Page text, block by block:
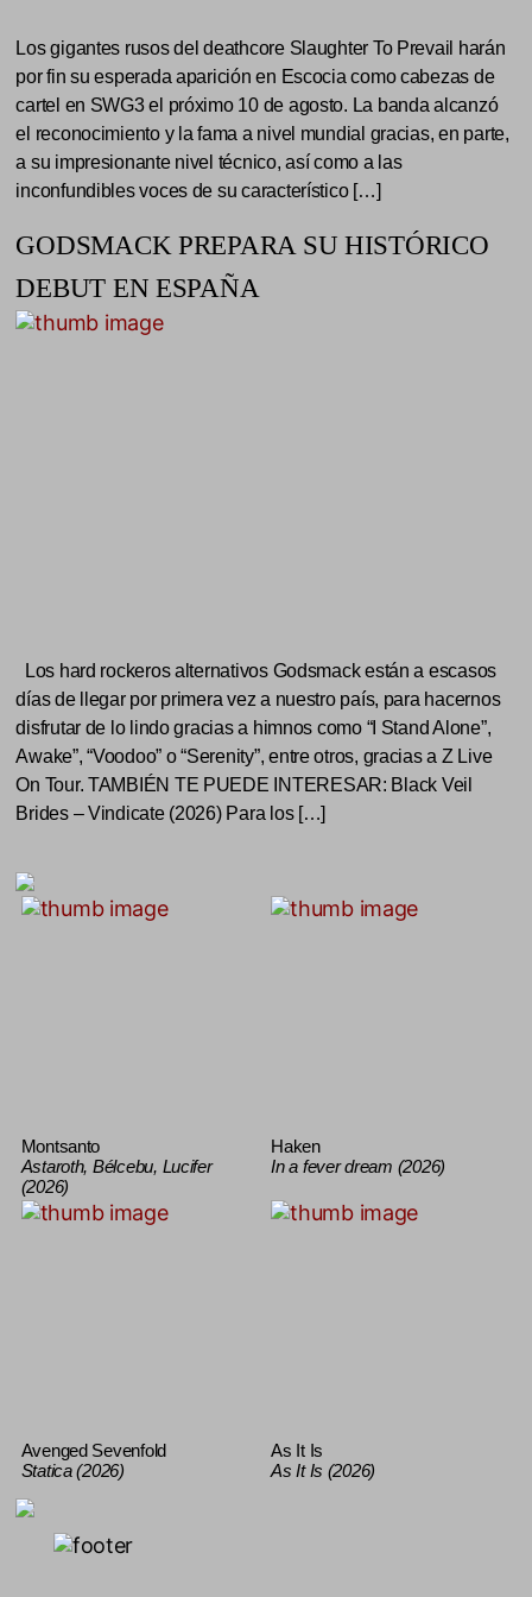
Los gigantes rusos del deathcore Slaughter To Prevail harán
por fin su esperada aparición en Escocia como cabezas de
cartel en SWG3 el próximo 10 de agosto. La banda alcanzó
el reconocimiento y la fama a nivel mundial gracias, en parte,
a su impresionante nivel técnico, así como a las
inconfundibles voces de su característico […]
GODSMACK PREPARA SU HISTÓRICO
DEBUT EN ESPAÑA
Los hard rockeros alternativos Godsmack están a escasos
días de llegar por primera vez a nuestro país, para hacernos
disfrutar de lo lindo gracias a himnos como “I Stand Alone”,
Awake”, “Voodoo” o “Serenity”, entre otros, gracias a Z Live
On Tour. TAMBIÉN TE PUEDE INTERESAR: Black Veil
Brides – Vindicate (2026) Para los […]
Montsanto
Astaroth, Bélcebu, Lucifer
(2026)
Haken
In a fever dream (2026)
Avenged Sevenfold
Statica (2026)
As It Is
As It Is (2026)